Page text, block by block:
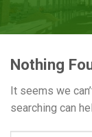
Nothing
It seems we
searching can